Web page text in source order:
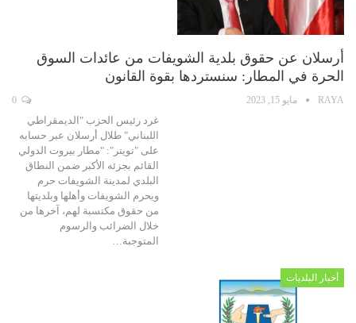
أرسلان عن حقوق بلدية الشويفات من عائدات السوق
الحرة في المطار: سنستردها بقوة القانون
RAYA مايو 15, 2023
غرد رئيس الحزب "الديمقراطي
اللبناني" طلال أرسلان عبر حسابه
على "تويتر": "مطار بيروت الدولي
القائم بجزئه الأكبر ضمن النطاق
البلدي لمدينة الشويفات حرم
ويحرم الشويفات وأهلها وبلديتها
من حقوق مكتسبة لهم، آخرها من
خلال الضرائب والرسوم
المتوجبة…
أخبار البلديات